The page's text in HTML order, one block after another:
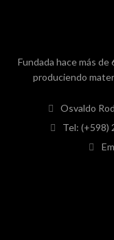
Fundada hace más
produciendo
Osvaldo
Tel: (+598)